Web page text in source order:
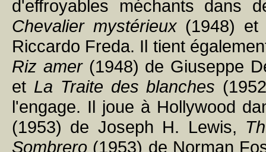
d'effroyables méchants
Chevalier mystérieux(1948)
Riccardo Freda. Il tient
Riz amer(1948) de Giuseppe
et La Traite des blanches
l'engage. Il joue à Hollywood
(1953) de Joseph H. Lewis,
Sombrero (1953) de Norman